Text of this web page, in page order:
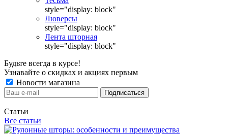
style="display: block"
Люверсы
style="display: block"
Лента шторная
style="display: block"
Будьте всегда в курсе!
Узнавайте о скидках и акциях первым
Новости магазина
Статьи
Все статьи